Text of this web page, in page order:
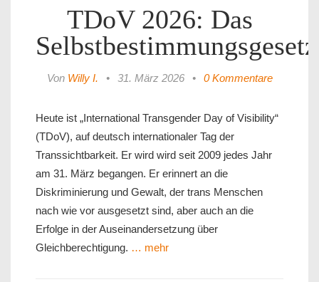
TDoV 2026: Das
Selbstbestimmungsgesetz
Von Willy I. • 31. März 2026 • 0 Kommentare
Heute ist „International Transgender Day of Visibility“
(TDoV), auf deutsch internationaler Tag der
Transsichtbarkeit. Er wird wird seit 2009 jedes Jahr
am 31. März begangen. Er erinnert an die
Diskriminierung und Gewalt, der trans Menschen
nach wie vor ausgesetzt sind, aber auch an die
Erfolge in der Auseinandersetzung über
Gleichberechtigung. … mehr